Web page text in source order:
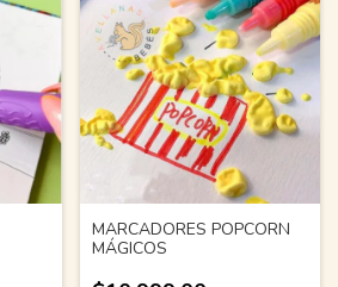
MARCADORES POPCORN
MÁGICOS